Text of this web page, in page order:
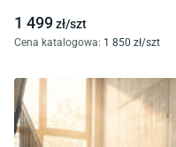
1 499zł/szt
Cena katalogowa: 1 850 zł/szt